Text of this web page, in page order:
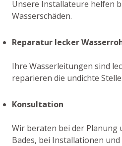
Unsere Installateure helfen
Wasserschäden.
Reparatur lecker
Ihre Wasserleitungen sind
reparieren die undichte Stelle.
Konsultation
Wir beraten bei der Planung
Bades, bei Installationen und